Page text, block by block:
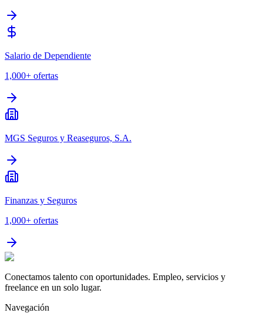
Salario de Dependiente
1,000+ ofertas
MGS Seguros y Reaseguros, S.A.
Finanzas y Seguros
1,000+ ofertas
Conectamos talento con oportunidades. Empleo, servicios y
freelance en un solo lugar.
Navegación